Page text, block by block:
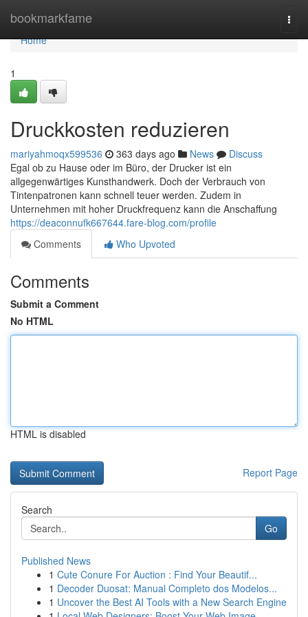
bookmarkfame
Home
Home
1
Druckkosten reduzieren
mariyahmoqx599536 363 days ago News
Discuss
Egal ob zu Hause oder im Büro, der Drucker ist ein
allgegenwärtiges Kunsthandwerk. Doch der Verbrauch von
Tintenpatronen kann schnell teuer werden. Zudem in
Unternehmen mit hoher Druckfrequenz kann die Anschaffung
https://deaconnufk667644.fare-blog.com/profile
Comments
Who Upvoted
Comments
Submit a Comment
No HTML
HTML is disabled
Report Page
Search
Go
Published News
1 Cute Conure For Auction : Find Your Beautif...
1 Decoder Duosat: Manual Completo dos Modelos...
1 Uncover the Best AI Tools with a New Search Engine